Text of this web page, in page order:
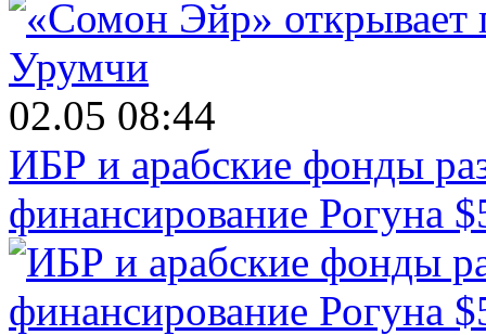
02.05 08:44
ИБР и арабские фонды
финансирование Рогуна